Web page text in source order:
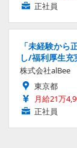
正社員
「未経験か
し/福利厚生
株式会社alBee
東京都
月給21万
正社員